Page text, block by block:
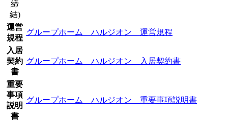
締
結)
運営
規程
グループホーム ハルジオン 運営規程
入居
契約
書
グループホーム ハルジオン 入居契約書
重要
事項
説明
書
グループホーム ハルジオン 重要事項説明書